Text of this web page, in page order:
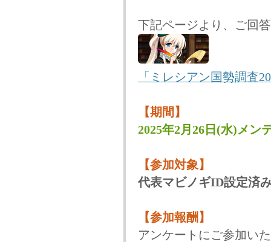
下記ページより、ご回
「ミレシアン国勢調査
【期間】
2025年2月26日(水)メン
【参加対象】
代表マビノギID設定済
【参加報酬】
アンケートにご参加い